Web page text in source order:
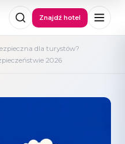
Znajdź hotel
dla turystów?
2026